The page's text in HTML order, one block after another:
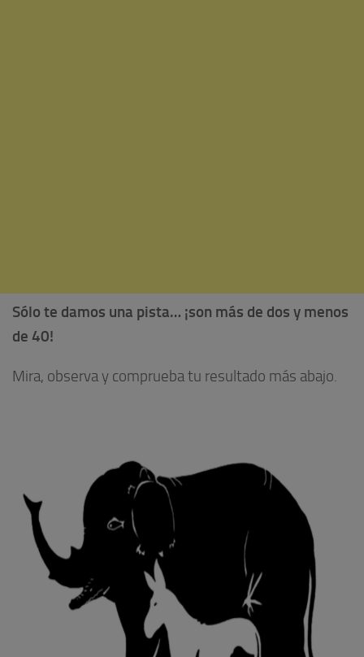
Sólo te damos una pista… ¡son más de dos y menos
de 40!
Mira, observa y comprueba tu resultado más abajo.